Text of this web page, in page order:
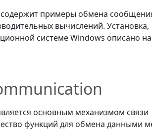
содержит примеры обмена
вычислений. Установка,
системе Windows описано
основным механизмом связи
функций для обмена данными